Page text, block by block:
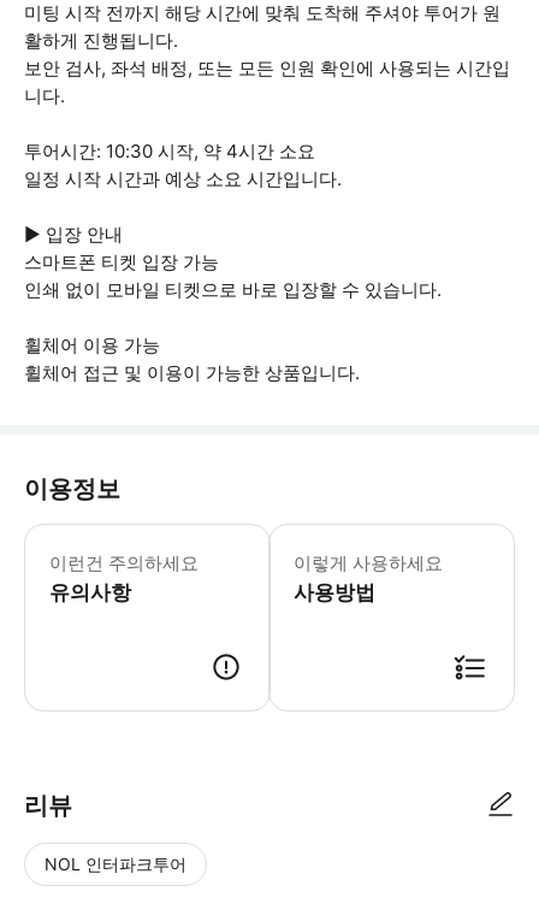
미팅 시작 전까지 해당 시간에 맞춰 도착해 주셔야 투어가 원
활하게 진행됩니다.
보안 검사, 좌석 배정, 또는 모든 인원 확인에 사용되는 시간입
니다.
투어시간: 10:30 시작, 약 4시간 소요
일정 시작 시간과 예상 소요 시간입니다.
▶ 입장 안내
스마트폰 티켓 입장 가능
인쇄 없이 모바일 티켓으로 바로 입장할 수 있습니다.
휠체어 이용 가능
휠체어 접근 및 이용이 가능한 상품입니다.
이용정보
이런건 주의하세요
유의사항
▶ 꼭 알아두세요 * 선박은 3층으로 이
이렇게 사용하세요
사용방법
리뷰
NOL 인터파크투어